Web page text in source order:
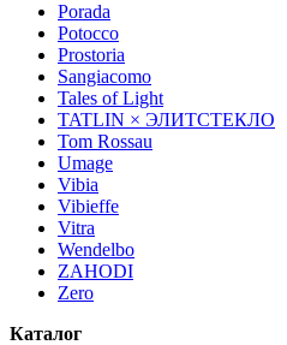
Porada
Potocco
Prostoria
Sangiacomo
Tales of Light
TATLIN × ЭЛИТСТЕКЛО
Tom Rossau
Umage
Vibia
Vibieffe
Vitra
Wendelbo
ZAHODI
Zero
Каталог